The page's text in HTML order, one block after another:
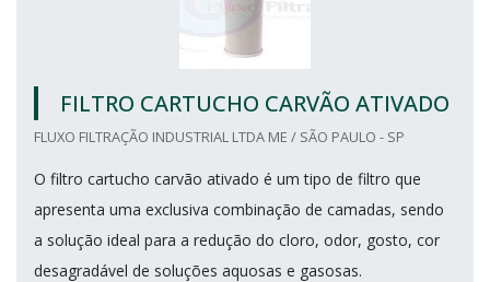
FILTRO CARTUCHO CARVÃO ATIVADO
FLUXO FILTRAÇÃO INDUSTRIAL LTDA ME / SÃO PAULO - SP
O filtro cartucho carvão ativado é um tipo de filtro que
apresenta uma exclusiva combinação de camadas, sendo
a solução ideal para a redução do cloro, odor, gosto, cor
desagradável de soluções aquosas e gasosas.